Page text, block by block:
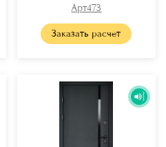
ручкой
Арт473
Заказать расчет